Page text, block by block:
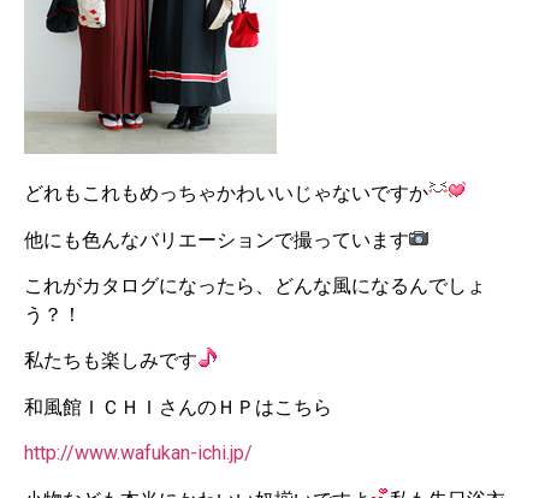
どれもこれもめっちゃかわいいじゃないですか
他にも色んなバリエーションで撮っています
これがカタログになったら、どんな風になるんでしょ
う？！
私たちも楽しみです
和風館ＩＣＨＩさんのＨＰはこちら
http://www.wafukan-ichi.jp/